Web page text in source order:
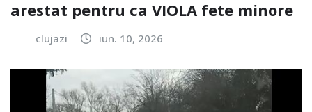
arestat pentru ca VIOLA fete minore
clujazi iun. 10, 2026